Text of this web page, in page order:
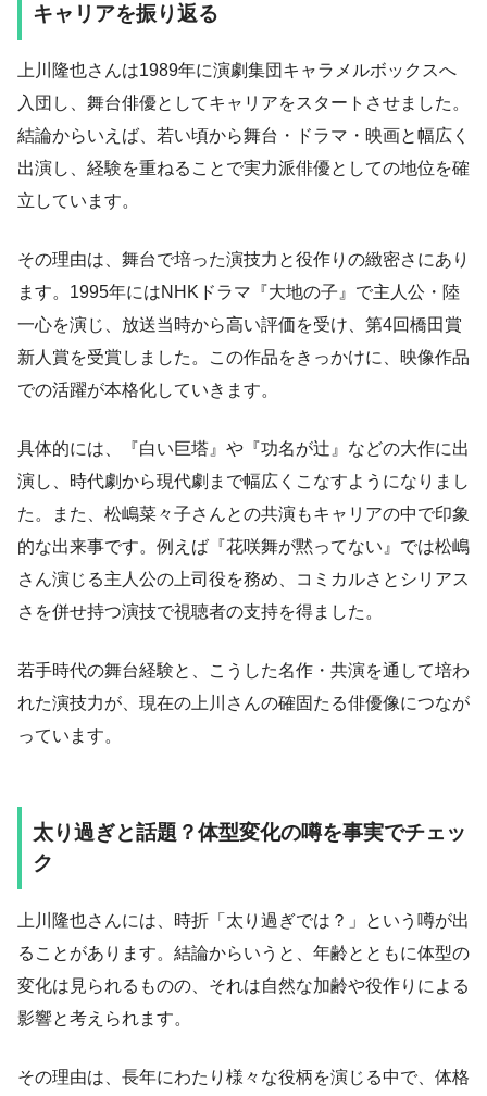
キャリアを振り返る
上川隆也さんは1989年に演劇集団キャラメルボックスへ
入団し、舞台俳優としてキャリアをスタートさせました。
結論からいえば、若い頃から舞台・ドラマ・映画と幅広く
出演し、経験を重ねることで実力派俳優としての地位を確
立しています。
その理由は、舞台で培った演技力と役作りの緻密さにあり
ます。1995年にはNHKドラマ『大地の子』で主人公・陸
一心を演じ、放送当時から高い評価を受け、第4回橋田賞
新人賞を受賞しました。この作品をきっかけに、映像作品
での活躍が本格化していきます。
具体的には、『白い巨塔』や『功名が辻』などの大作に出
演し、時代劇から現代劇まで幅広くこなすようになりまし
た。また、松嶋菜々子さんとの共演もキャリアの中で印象
的な出来事です。例えば『花咲舞が黙ってない』では松嶋
さん演じる主人公の上司役を務め、コミカルさとシリアス
さを併せ持つ演技で視聴者の支持を得ました。
若手時代の舞台経験と、こうした名作・共演を通して培わ
れた演技力が、現在の上川さんの確固たる俳優像につなが
っています。
太り過ぎと話題？体型変化の噂を事実でチェッ
ク
上川隆也さんには、時折「太り過ぎでは？」という噂が出
ることがあります。結論からいうと、年齢とともに体型の
変化は見られるものの、それは自然な加齢や役作りによる
影響と考えられます。
その理由は、長年にわたり様々な役柄を演じる中で、体格